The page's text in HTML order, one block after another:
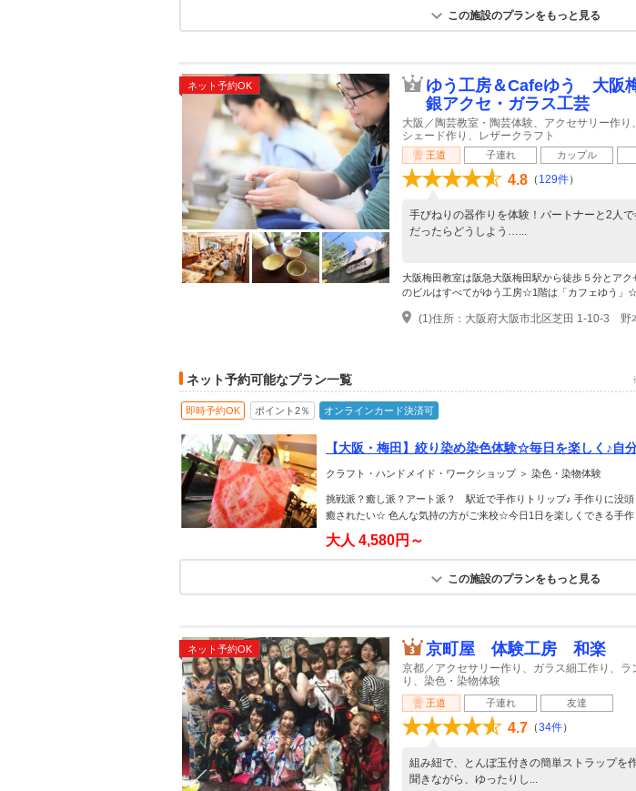
この施設のプランをもっと見る
ネット予約OK
ゆう工房＆Cafeゆう 大阪
銀アクセ・ガラス工芸
大阪／陶芸教室・陶芸体験、アクセサリー作
シェード作り、レザークラフト
王道 子連れ カップル
4.8 （ 129件）
手びねりの器作りを体験！パートナーと2人
だったらどうしよう…...
大阪梅田教室は阪急大阪梅田駅から徒歩５分とア
のビルはすべてがゆう工房☆1階は「カフェゆう」
ネット予約可能なプラン一覧
即時予約OK ポイント2％ オンラインカード決済可
【大阪・梅田】絞り染め染色体験☆毎日を楽しく♪自
クラフト・ハンドメイド・ワークショップ ＞ 染色・染物体験
挑戦派？癒し派？アート派？ 駅近で手作りトリップ♪ 手作りに没
癒されたい☆ 色んな気持の方がご来校☆今日1日を楽しくできる手作
大人 4,580円～
この施設のプランをもっと見る
ネット予約OK 京町屋 体験工房 和楽
京都／アクセサリー作り、ガラス細工作り、
り、染色・染物体験
王道 子連れ 友達
4.7 （34件）
組み紐で、とんぼ玉付きの簡単ストラップを
聞きながら、ゆったりし...